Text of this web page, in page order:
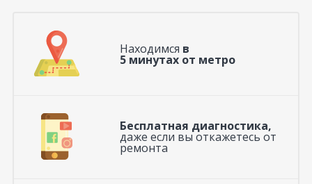
Находимся в
5 минутах от метро
Бесплатная диагностика,
даже если вы откажетесь от
ремонта